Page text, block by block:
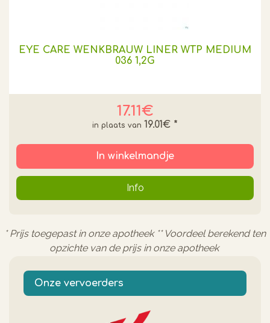
EYE CARE WENKBRAUW LINER WTP MEDIUM
036 1,2G
17.11€
19.01€ *
In winkelmandje
Info
* Prijs toegepast in onze apotheek ** Voordeel berekend ten
opzichte van de prijs in onze apotheek
Onze vervoerders